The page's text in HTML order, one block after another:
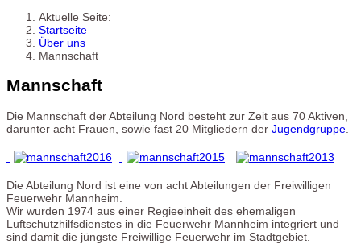
Aktuelle Seite:
Startseite
Über uns
Mannschaft
Mannschaft
Die Mannschaft der Abteilung Nord besteht zur Zeit aus 70 Aktiven,
darunter acht Frauen, sowie fast 20 Mitgliedern der Jugendgruppe
Die Abteilung Nord ist eine von acht Abteilungen der Freiwilligen
Feuerwehr Mannheim.
Wir wurden 1974 aus einer Regieeinheit des ehemaligen
Luftschutzhilfsdienstes in die Feuerwehr Mannheim integriert und
sind damit die jüngste Freiwillige Feuerwehr im Stadtgebiet.